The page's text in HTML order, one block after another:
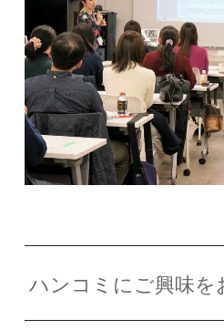
ハンコミにご興味を